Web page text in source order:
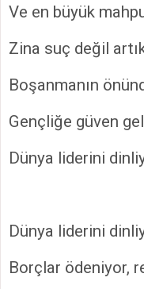
Ve en büyük
Zina suç değil
Boşanmanın
Gençliğe güven
Dünya liderini
Dünya liderini
Borçlar ödeniyor,